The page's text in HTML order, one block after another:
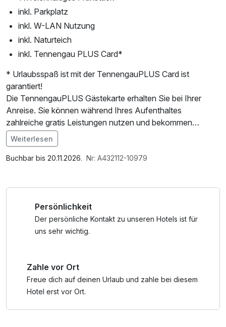
inkl. Parkplatz
inkl. W-LAN Nutzung
inkl. Naturteich
inkl. Tennengau PLUS Card*
* Urlaubsspaß ist mit der TennengauPLUS Card ist
garantiert!
Die TennengauPLUS Gästekarte erhalten Sie bei Ihrer
Anreise. Sie können während Ihres Aufenthaltes
zahlreiche gratis Leistungen nutzen und bekommen
Ermäßigungen bei Eintritten verschiedener
Leistungspartner in unserer Region.
Im Angebot enthalten
1 Flasche Mineralwasser, Leihbademantel, Parkplatz, 1 x
Weiterlesen
Buchbar bis 20.11.2026. Nr: A432112-10979
Persönlichkeit
Der persönliche Kontakt zu unseren Hotels ist für
uns sehr wichtig.
Zahle vor Ort
Freue dich auf deinen Urlaub und zahle bei diesem
Hotel erst vor Ort.